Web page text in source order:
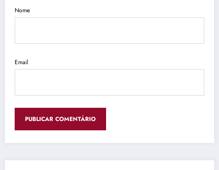
Nome
Email